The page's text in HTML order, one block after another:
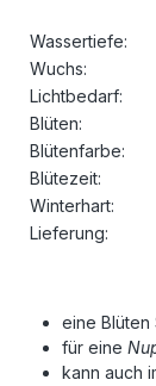
Wassertiefe:
Wuchs:
Lichtbedarf:
Blüten:
Blütenfarbe:
Blütezeit:
Winterhart:
Lieferung:
eine
für eine
kann auch